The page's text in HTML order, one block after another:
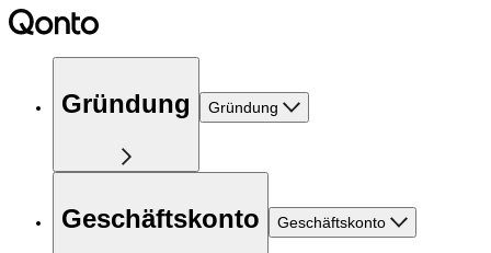
Gründung Gründung
Geschäftskonto Geschäftskonto